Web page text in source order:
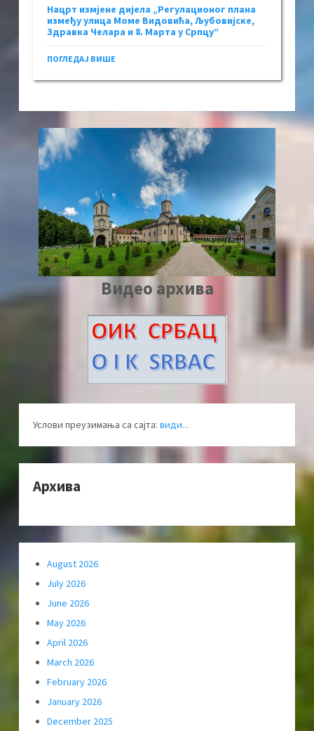
Нацрт измјене дијела „Регулационог плана
између улица Моме Видовића, Љубовијске,
Здравка Челара и 8. Марта у Српцу“
ПОГЛЕДАЈ ВИШЕ
Видео архива
Услови преузимања са сајта: види...
Архива
August 2026
July 2026
June 2026
May 2026
April 2026
March 2026
February 2026
January 2026
December 2025